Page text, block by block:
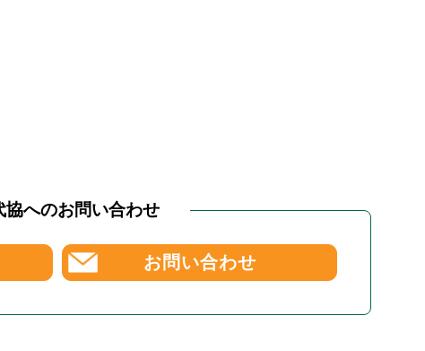
お問い合わせ
へのお問い合わせ